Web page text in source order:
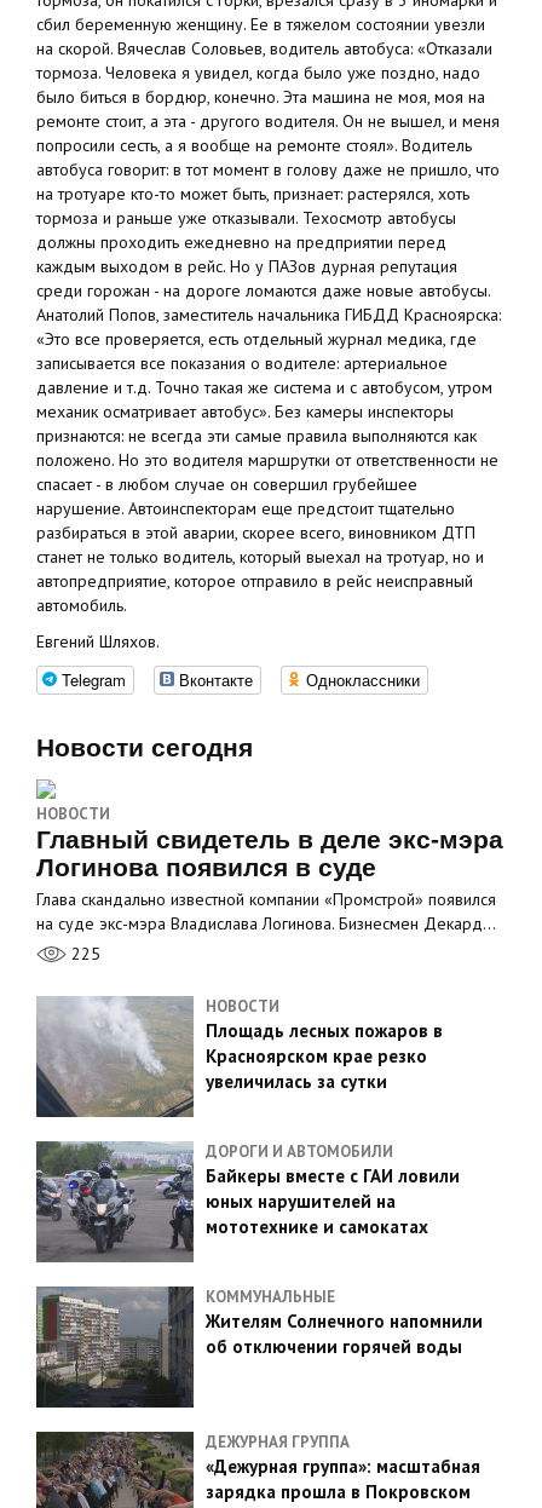
сбил беременную женщину. Ее в тяжелом состоянии увезли
на скорой. Вячеслав Соловьев, водитель автобуса: «Отказали
тормоза. Человека я увидел, когда было уже поздно, надо
было биться в бордюр, конечно. Эта машина не моя, моя на
ремонте стоит, а эта - другого водителя. Он не вышел, и меня
попросили сесть, а я вообще на ремонте стоял». Водитель
автобуса говорит: в тот момент в голову даже не пришло, что
на тротуаре кто-то может быть, признает: растерялся, хоть
тормоза и раньше уже отказывали. Техосмотр автобусы
должны проходить ежедневно на предприятии перед
каждым выходом в рейс. Но у ПАЗов дурная репутация
среди горожан - на дороге ломаются даже новые автобусы.
Анатолий Попов, заместитель начальника ГИБДД Красноярска:
«Это все проверяется, есть отдельный журнал медика, где
записывается все показания о водителе: артериальное
давление и т.д. Точно такая же система и с автобусом, утром
механик осматривает автобус». Без камеры инспекторы
признаются: не всегда эти самые правила выполняются как
положено. Но это водителя маршрутки от ответственности не
спасает - в любом случае он совершил грубейшее
нарушение. Автоинспекторам еще предстоит тщательно
разбираться в этой аварии, скорее всего, виновником ДТП
станет не только водитель, который выехал на тротуар, но и
автопредприятие, которое отправило в рейс неисправный
автомобиль.
Евгений Шляхов.
Telegram Вконтакте Одноклассники
Новости сегодня
НОВОСТИ
Главный свидетель в деле экс-мэра
Логинова появился в суде
Глава скандально известной компании «Промстрой» появился
на суде экс-мэра Владислава Логинова. Бизнесмен Декард…
225
НОВОСТИ
Площадь лесных пожаров в
Красноярском крае резко
увеличилась за сутки
ДОРОГИ И АВТОМОБИЛИ
Байкеры вместе с ГАИ ловили
юных нарушителей на
мототехнике и самокатах
КОММУНАЛЬНЫЕ
Жителям Солнечного напомнили
об отключении горячей воды
ДЕЖУРНАЯ ГРУППА
«Дежурная группа»: масштабная
зарядка прошла в Покровском